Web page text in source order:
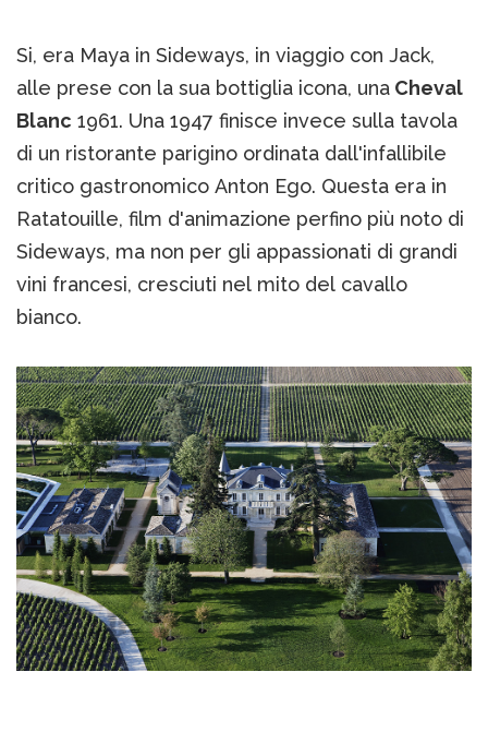
Si, era Maya in Sideways, in viaggio con Jack,
alle prese con la sua bottiglia icona, una Cheval
Blanc 1961. Una 1947 finisce invece sulla tavola
di un ristorante parigino ordinata dall'infallibile
critico gastronomico Anton Ego. Questa era in
Ratatouille, film d'animazione perfino più noto di
Sideways, ma non per gli appassionati di grandi
vini francesi, cresciuti nel mito del cavallo
bianco.